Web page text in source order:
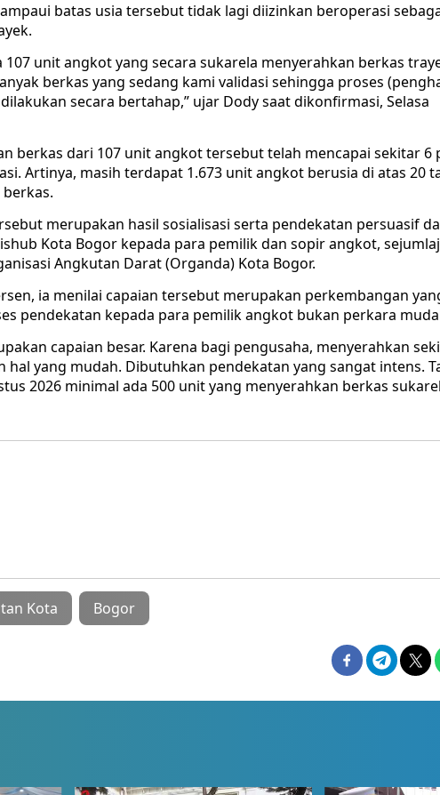
batas usia tersebut tidak lagi diizinkan beroperasi
107 unit angkot yang secara sukarela menyerahkan berkas
berkas yang sedang kami validasi sehingga proses
secara bertahap,” ujar Dody saat dikonfirmasi, Selasa
berkas dari 107 unit angkot tersebut telah mencapai sekitar 6
Artinya, masih terdapat 1.673 unit angkot berusia di atas 20
merupakan hasil sosialisasi serta pendekatan persuasif
Kota Bogor kepada para pemilik dan sopir angkot,
Angkutan Darat (Organda) Kota Bogor.
ia menilai capaian tersebut merupakan perkembangan
pendekatan kepada para pemilik angkot bukan perkara
capaian besar. Karena bagi pengusaha, menyerahkan
hal yang mudah. Dibutuhkan pendekatan yang sangat intens.
2026 minimal ada 500 unit yang menyerahkan berkas
Kota Bogor